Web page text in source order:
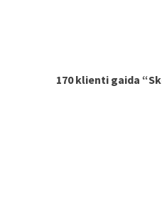
170 klienti gaida